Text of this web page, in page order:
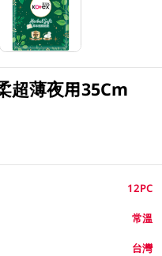
超薄夜用35Cm
12PC
常溫
台灣